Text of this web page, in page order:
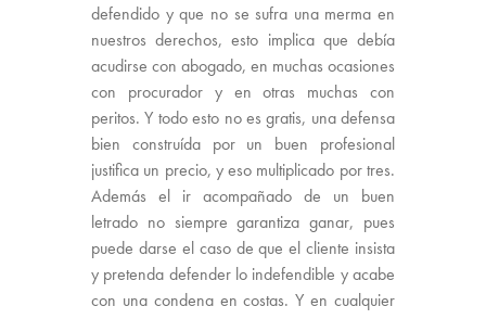
defendido y que no se sufra una merma en
nuestros derechos, esto implica que debía
acudirse con abogado, en muchas ocasiones
con procurador y en otras muchas con
peritos. Y todo esto no es gratis, una defensa
bien construída por un buen profesional
justifica un precio, y eso multiplicado por tres.
Además el ir acompañado de un buen
letrado no siempre garantiza ganar, pues
puede darse el caso de que el cliente insista
y pretenda defender lo indefendible y acabe
con una condena en costas. Y en cualquier